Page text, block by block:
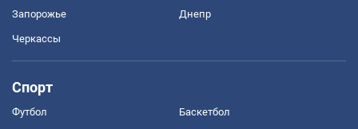
Запорожье Днепр
Черкассы
Спорт
Футбол Баскетбол